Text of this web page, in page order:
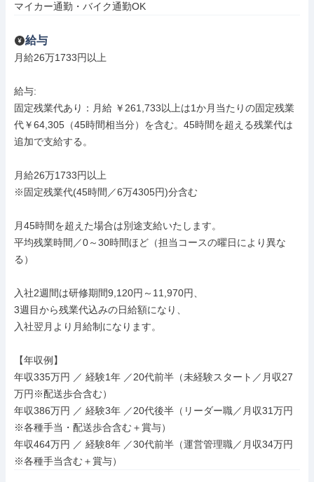
マイカー通勤・バイク通勤OK
給与
月給26万1733円以上
給与:
固定残業代あり：月給 ￥261,733以上は1か月当たりの固定残業
代￥64,305（45時間相当分）を含む。45時間を超える残業代は
追加で支給する。
月給26万1733円以上
※固定残業代(45時間／6万4305円)分含む
月45時間を超えた場合は別途支給いたします。
平均残業時間／0～30時間ほど（担当コースの曜日により異な
る）
入社2週間は研修期間9,120円～11,970円、
3週目から残業代込みの日給額になり、
入社翌月より月給制になります。
【年収例】
年収335万円 ／ 経験1年 ／20代前半（未経験スタート／月収27
万円※配送歩合含む）
年収386万円 ／ 経験3年 ／20代後半（リーダー職／月収31万円
※各種手当・配送歩合含む＋賞与）
年収464万円 ／ 経験8年 ／30代前半（運営管理職／月収34万円
※各種手当含む＋賞与）